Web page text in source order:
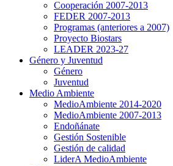
Cooperación 2007-2013
FEDER 2007-2013
Programas (anteriores a 2007)
Proyecto Biostars
LEADER 2023-27
Género y Juventud
Género
Juventud
Medio Ambiente
MedioAmbiente 2014-2020
MedioAmbiente 2007-2013
Endoñánate
Gestión Sostenible
Gestión de calidad
LiderA MedioAmbiente